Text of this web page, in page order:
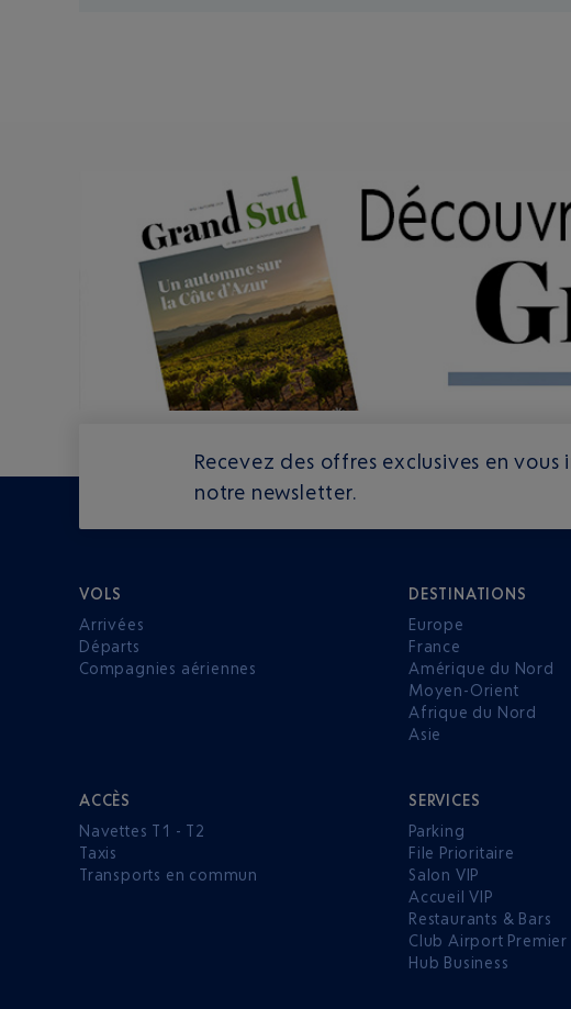
Recevez des offres exclusives en vous
notre newsletter.
VOLS
Arrivées
Départs
Compagnies aériennes
DESTINATIONS
Europe
France
Amérique du Nord
Moyen-Orient
Afrique du Nord
Asie
ACCÈS
Navettes T1 - T2
Taxis
Transports en commun
SERVICES
Parking
File Prioritaire
Salon VIP
Accueil VIP
Restaurants & Bars
Club Airport Premier
Hub Business